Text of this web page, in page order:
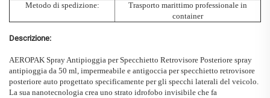
Metodo di spedizione:
Trasporto marittimo professionale in
container
Descrizione:
AEROPAK Spray Antipioggia per Specchietto Retrovisore Posteriore spray
antipioggia da 50 ml, impermeabile e antigoccia per specchietto retrovisore
posteriore auto progettato specificamente per gli specchi laterali del veicolo.
La sua nanotecnologia crea uno strato idrofobo invisibile che fa